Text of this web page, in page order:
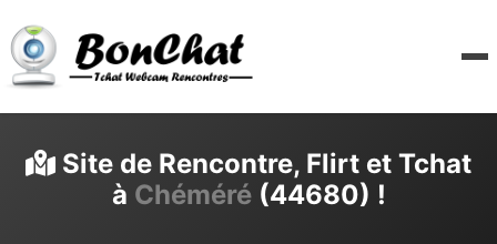
Site de Rencontre, Flirt et Tchat
à Chéméré(44680) !